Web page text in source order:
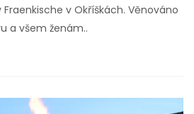
v Okříškách. Věnováno
a všem ženám..